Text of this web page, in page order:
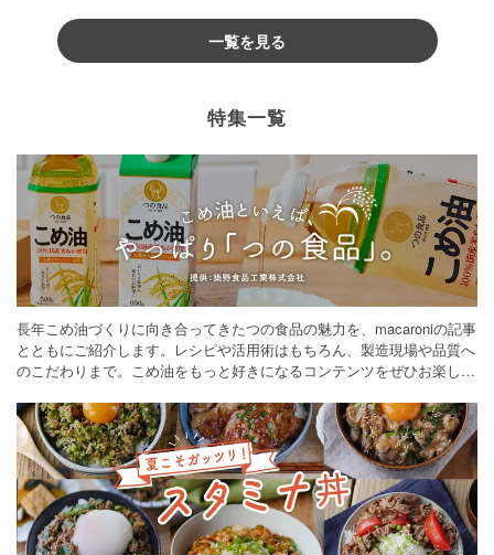
一覧を見る
特集一覧
長年こめ油づくりに向き合ってきたつの食品の魅力を、macaroniの記事
とともにご紹介します。レシピや活用術はもちろん、製造現場や品質へ
のこだわりまで。こめ油をもっと好きになるコンテンツをぜひお楽しみ